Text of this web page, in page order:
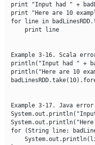
print "Input had " +
print "Here are 10
for line in
    print line
Example 3-16. Scala
println("Input had " +
println("Here are 10
Example 3-17. Java
for (String line: